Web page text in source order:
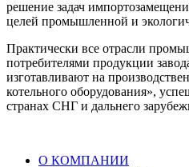
решение задач
целей промышленной и
Практически все отрасли
потребителями продукции
изготавливают на
котельного оборудования»,
странах СНГ и дальнего
О КОМПАНИИ